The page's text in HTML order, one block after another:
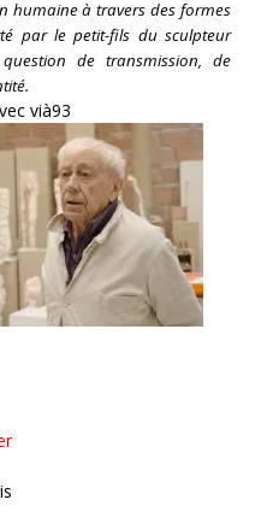
humaine à travers des formes
par le petit-fils du sculpteur
de transmission, de
vià93